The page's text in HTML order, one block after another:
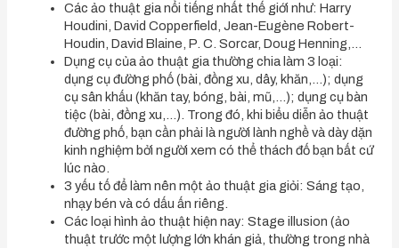
Các ảo thuật gia nổi tiếng nhất thế giới như: Harry
Houdini, David Copperfield, Jean-Eugène Robert-
Houdin, David Blaine, P. C. Sorcar, Doug Henning,…
Dụng cụ của ảo thuật gia thường chia làm 3 loại:
dụng cụ đường phố (bài, đồng xu, dây, khăn,…); dụng
cụ sân khấu (khăn tay, bóng, bài, mũ,…); dụng cụ bàn
tiệc (bài, đồng xu,…). Trong đó, khi biểu diễn ảo thuật
đường phố, bạn cần phải là người lành nghề và dày dặn
kinh nghiệm bởi người xem có thể thách đố bạn bất cứ
lúc nào.
3 yếu tố để làm nên một ảo thuật gia giỏi: Sáng tạo,
nhạy bén và có dấu ấn riêng.
Các loại hình ảo thuật hiện nay: Stage illusion (ảo
thuật trước một lượng lớn khán giả, thường trong nhà